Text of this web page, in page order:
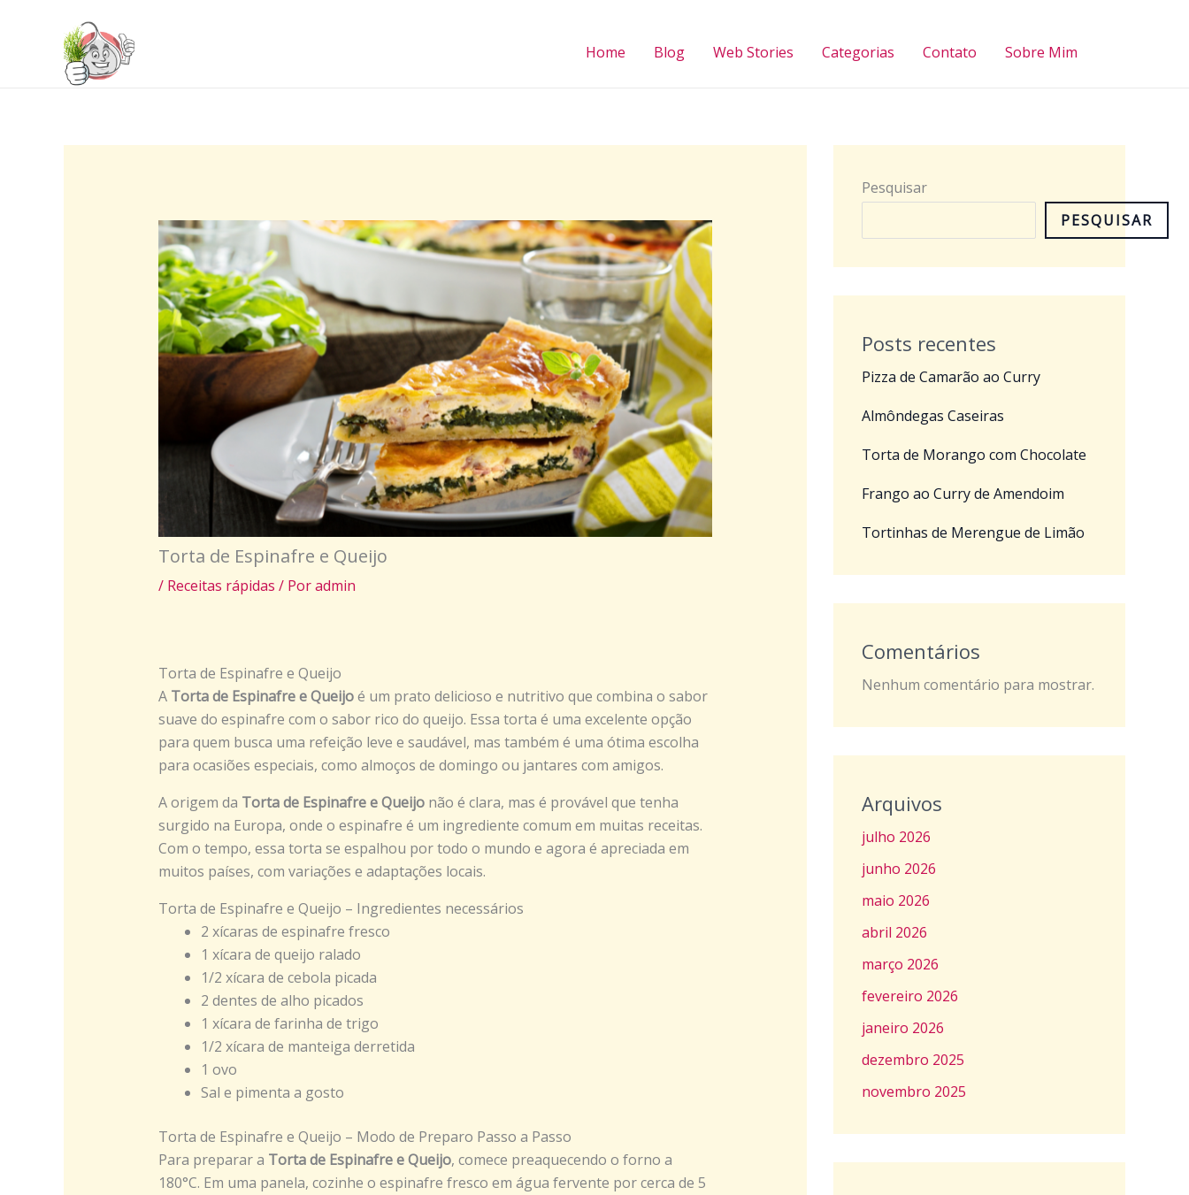
Home Blog Web Stories Categorias Contato Sobre Mim
Torta de Espinafre e Queijo
/ Receitas rápidas / Poradmin
Torta de Espinafre e Queijo
A Torta de Espinafre e Queijoé um prato delicioso e nutritivo que combina o sabor
suave do espinafre com o sabor rico do queijo. Essa torta é uma excelente opção
para quem busca uma refeição leve e saudável, mas também é uma ótima escolha
para ocasiões especiais, como almoços de domingo ou jantares com amigos.
A origem da Torta de Espinafre e Queijonão é clara, mas é provável que tenha
surgido na Europa, onde o espinafre é um ingrediente comum em muitas receitas.
Com o tempo, essa torta se espalhou por todo o mundo e agora é apreciada em
muitos países, com variações e adaptações locais.
Torta de Espinafre e Queijo – Ingredientes necessários
2 xícaras de espinafre fresco
1 xícara de queijo ralado
1/2 xícara de cebola picada
2 dentes de alho picados
1 xícara de farinha de trigo
1/2 xícara de manteiga derretida
1 ovo
Sal e pimenta a gosto
Torta de Espinafre e Queijo – Modo de Preparo Passo a Passo
Para preparar a Torta de Espinafre e Queijo, comece preaquecendo o forno a
180°C. Em uma panela, cozinhe o espinafre fresco em água fervente por cerca de 5
Pesquisar
PESQUISAR
Posts recentes
Pizza de Camarão ao Curry
Almôndegas Caseiras
Torta de Morango com Chocolate
Frango ao Curry de Amendoim
Tortinhas de Merengue de Limão
Comentários
Nenhum comentário para mostrar.
Arquivos
julho 2026
junho 2026
maio 2026
abril 2026
março 2026
fevereiro 2026
janeiro 2026
dezembro 2025
novembro 2025